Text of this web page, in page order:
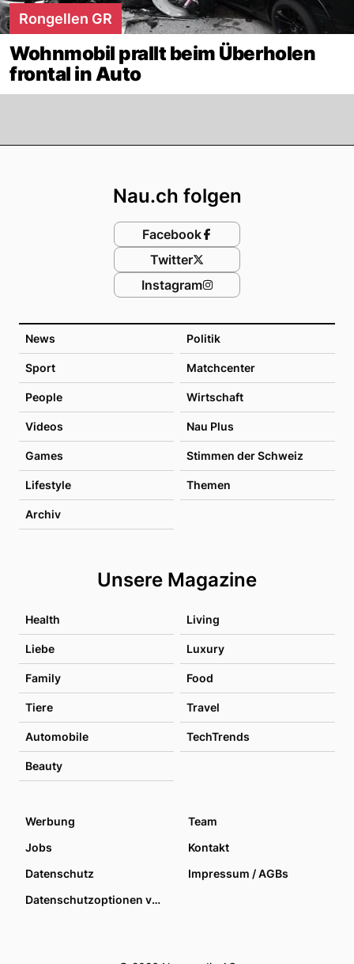
Rongellen GR
Wohnmobil prallt beim Überholen
frontal in Auto
News Politik
Sport Matchcenter
People Wirtschaft
Videos Nau Plus
Games Stimmen der Schweiz
Lifestyle Themen
Archiv
Unsere Magazine
Health Living
Liebe Luxury
Family Food
Tiere Travel
Automobile TechTrends
Beauty
Nau.ch folgen
Facebook
Twitter
Instagram
Werbung
Team
Jobs
Kontakt
Datenschutz
Impressum / AGBs
Datenschutzoptionen verwalten